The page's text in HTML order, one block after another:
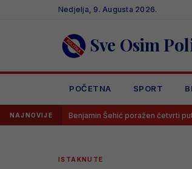
Nedjelja, 9. Augusta 2026.
Sve Osim
POČETNA SPORT
NAJNOVIJE
Benjamin Šehić poražen četvrti put zaredom,
ISTAKNUTE